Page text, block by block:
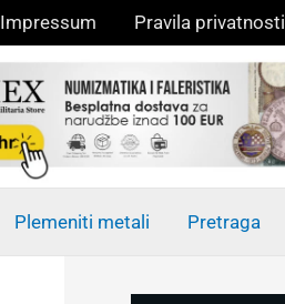
Impressum Pravila privatnosti
Plemeniti metali Pretraga